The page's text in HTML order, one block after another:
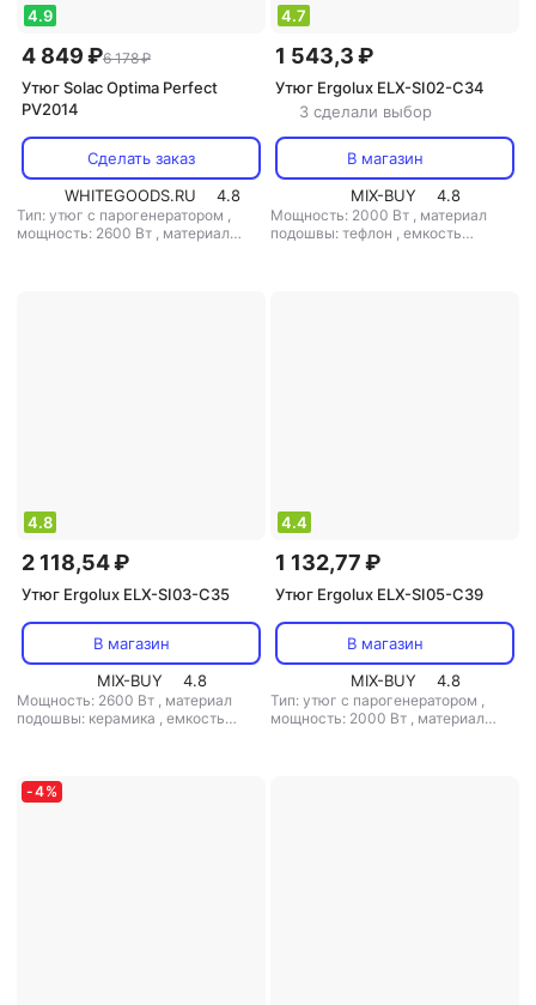
4.9
4 849 ₽6 178 ₽
Утюг Solac Optima Perfect
PV2014
Сделать заказ
WHITEGOODS.RU
4.8
Тип: утюг с парогенератором ,
мощность: 2600 Вт , материал
4.7
1 543,3 ₽
Утюг Ergolux ELX-SI02-C34
3 сделали выбор
В магазин
MIX-BUY
4.8
Мощность: 2000 Вт , материал
подошвы: тефлон , емкость
4.8
2 118,54 ₽
Утюг Ergolux ELX-SI03-C35
В магазин
MIX-BUY
4.8
Мощность: 2600 Вт , материал
подошвы: керамика , емкость
4.4
1 132,77 ₽
Утюг Ergolux ELX-SI05-C39
В магазин
MIX-BUY
4.8
Тип: утюг с парогенератором ,
мощность: 2000 Вт , материал
-4%